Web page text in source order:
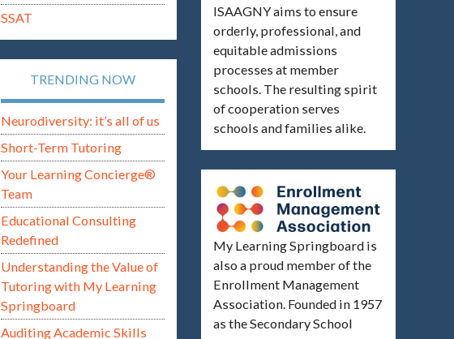
SSAT
TRENDING NOW
Neurodiversity: it’s all of us
Short-Term Tutoring
Your Learning Concierge®
Team
Educational Consulting
Redefined
Understanding the Value of
Tutoring with My Learning
Springboard
Auditing Academic Skills
ISAAGNY aims to ensure
orderly, professional, and
equitable admissions
processes at member
schools. The resulting spirit
of cooperation serves
schools and families alike.
My Learning Springboard is
also a proud member of the
Enrollment Management
Association. Founded in 1957
as the Secondary School